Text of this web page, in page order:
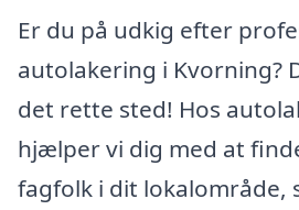
Er du på udkig efter
autolakering i Kvorning?
det rette sted! Hos
hjælper vi dig med at
fagfolk i dit lokalområde,